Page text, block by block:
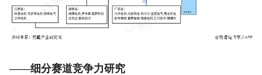
——细分赛道竞争力研究